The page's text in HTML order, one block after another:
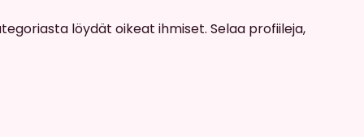
löydät oikeat ihmiset. Selaa profiileja,